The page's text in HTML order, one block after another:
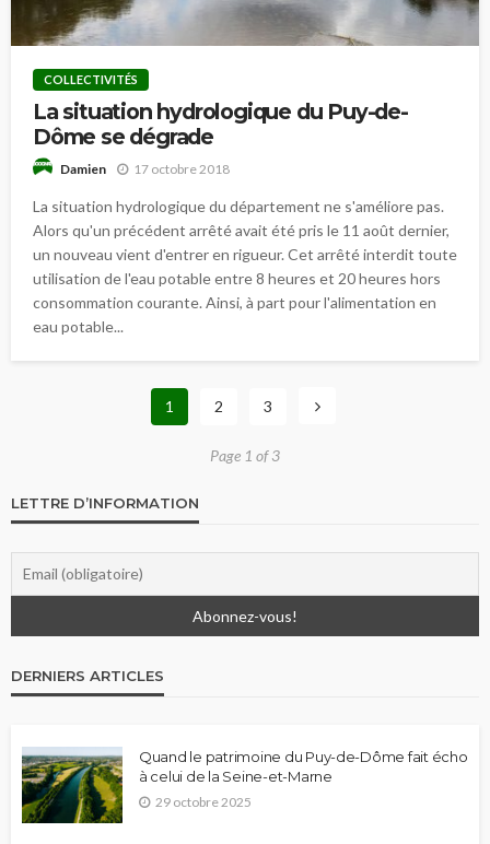
COLLECTIVITÉS
La situation hydrologique du Puy-de-
Dôme se dégrade
Damien 17 octobre 2018
La situation hydrologique du département ne s'améliore pas.
Alors qu'un précédent arrêté avait été pris le 11 août dernier,
un nouveau vient d'entrer en rigueur. Cet arrêté interdit toute
utilisation de l'eau potable entre 8 heures et 20 heures hors
consommation courante. Ainsi, à part pour l'alimentation en
eau potable...
1 2 3
Page 1 of 3
LETTRE D’INFORMATION
DERNIERS ARTICLES
Quand le patrimoine du Puy-de-Dôme fait écho
à celui de la Seine-et-Marne
29 octobre 2025